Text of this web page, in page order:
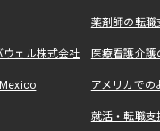
薬剤師の転
ウェル株式会社 医療看護介
アメリカで
就活・転職